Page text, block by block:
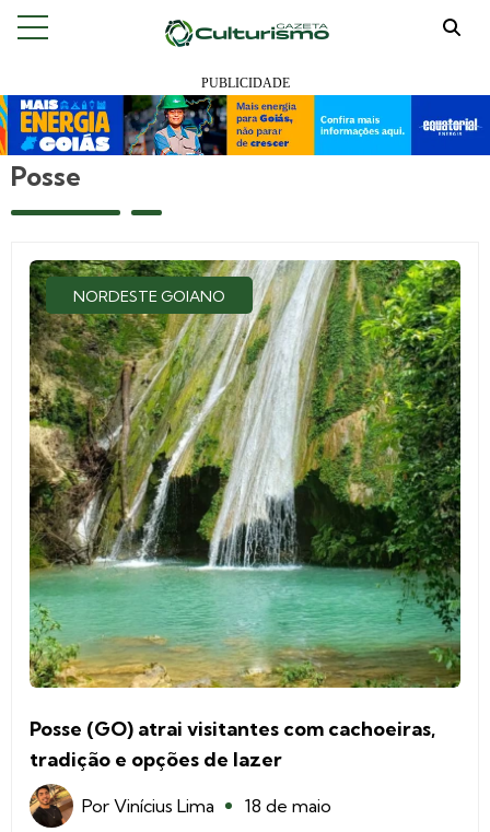
Posse
NORDESTE GOIANO
Posse (GO) atrai visitantes com cachoeiras,
tradição e opções de lazer
Por Vinícius Lima 18 de maio